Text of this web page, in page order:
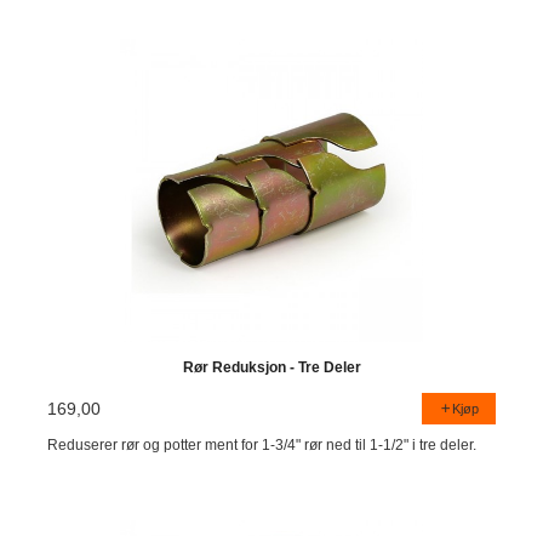
Rør Reduksjon - Tre Deler
169,00 Kjøp
Reduserer rør og potter ment for 1-3/4" rør ned til 1-1/2" i tre deler.